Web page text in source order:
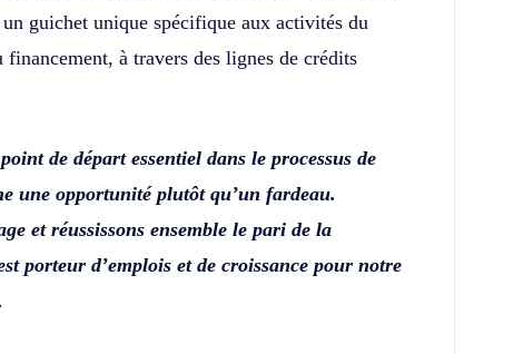
guichet unique spécifique aux activités du
à travers des lignes de crédits
de départ essentiel dans le processus de
une opportunité plutôt qu’un fardeau.
et réussissons ensemble le pari de la
porteur d’emplois et de croissance pour notre